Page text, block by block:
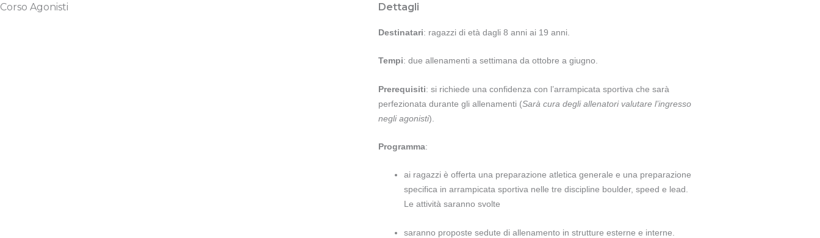
Corso Agonisti Dettagli
Destinatari: ragazzi di età dagli 8 anni ai 19 anni.
Tempi: due allenamenti a settimana da ottobre a giugno.
Prerequisiti: si richiede una confidenza con l’arrampicata sportiva che sarà
perfezionata durante gli allenamenti (Sarà cura degli allenatori valutare l’ingresso
negli agonisti).
Programma:
ai ragazzi è offerta una preparazione atletica generale e una preparazione
specifica in arrampicata sportiva nelle tre discipline boulder, speed e lead.
Le attività saranno svolte
saranno proposte sedute di allenamento in strutture esterne e interne.